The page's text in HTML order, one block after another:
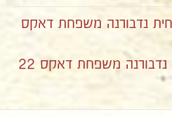
נדבורנה משפחת דאקס
עיירות בגליציה המזרחית נדבורנה משפחת דאקס 22